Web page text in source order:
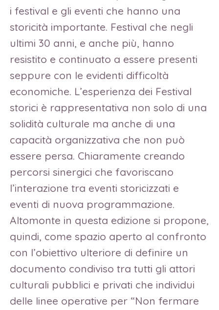
i festival e gli eventi che hanno una
storicità importante. Festival che negli
ultimi 30 anni, e anche più, hanno
resistito e continuato a essere presenti
seppure con le evidenti difficoltà
economiche. L’esperienza dei Festival
storici è rappresentativa non solo di una
solidità culturale ma anche di una
capacità organizzativa che non può
essere persa. Chiaramente creando
percorsi sinergici che favoriscano
l’interazione tra eventi storicizzati e
eventi di nuova programmazione.
Altomonte in questa edizione si propone,
quindi, come spazio aperto al confronto
con l’obiettivo ulteriore di definire un
documento condiviso tra tutti gli attori
culturali pubblici e privati che individui
delle linee operative per “Non fermare